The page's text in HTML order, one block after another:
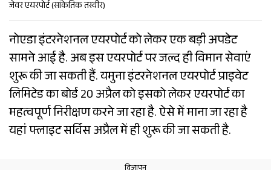
जेवर एयरपोर्ट (सांकेतिक तस्वीर)
नोएडा इंटरनेशनल एयरपोर्ट को लेकर एक बड़ी अपडेट
सामने आई है. अब इस एयरपोर्ट पर जल्द ही विमान सेवाएं
शुरू की जा सकती हैं. यमुना इंटरनेशनल एयरपोर्ट प्राइवेट
लिमिटेड का बोर्ड 20 अप्रैल को इसको लेकर एयरपोर्ट का
महत्वपूर्ण निरीक्षण करने जा रहा है. ऐसे में माना जा रहा है
यहां फ्लाइट सर्विस अप्रैल में ही शुरू की जा सकती है.